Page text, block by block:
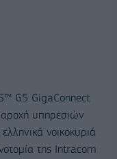
G5 GigaConnect
υπηρεσιών
νοικοκυριά
της Intracom